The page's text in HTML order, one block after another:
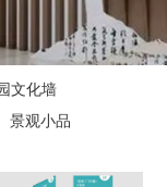
文化墙
景观小品